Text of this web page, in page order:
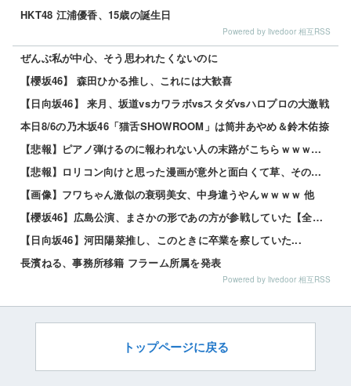
HKT48 江浦優香、15歳の誕生日
Powered by livedoor 相互RSS
ぜんぶ私が中心、そう思われたくないのに
【櫻坂46】 森田ひかる推し、これには大歓喜
【日向坂46】 来月、坂道vsカワラボvsスタダvsハロプロの大激戦
本日8/6の乃木坂46「猫舌SHOWROOM」は筒井あやめ＆鈴木佑捺
【悲報】ピアノ弾けるのに報われない人の末路がこちらｗｗｗｗｗ 他
【悲報】ロリコン向けと思った漫画が意外と面白くて草、その理由がこれｗｗｗｗ 他
【画像】フワちゃん激似の衰弱美女、中身違うやんｗｗｗｗ 他
【櫻坂46】広島公演、まさかの形であの方が参戦していた【全国ツアー2026 What’s lones...
【日向坂46】河田陽菜推し、このときに卒業を察していた...
長濱ねる、事務所移籍 フラーム所属を発表
Powered by livedoor 相互RSS
トップページに戻る